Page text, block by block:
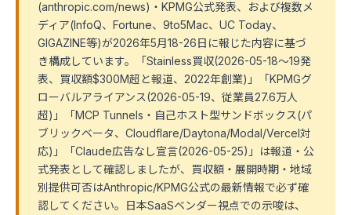
(anthropic.com/news)・KPMG公式発表、および複数メ
ディア(InfoQ、Fortune、9to5Mac、UC Today、
GIGAZINE等)が2026年5月18-26日に報じた内容に基づ
き構成しています。「Stainless買収(2026-05-18〜19発
表、買収額$300M超と報道、2022年創業)」「KPMGグ
ローバルアライアンス(2026-05-19、従業員27.6万人
超)」「MCP Tunnels・自己ホスト型サンドボックス(パ
ブリックベータ、Cloudflare/Daytona/Modal/Vercel対
応)」「Claude広告なし宣言(2026-05-25)」は報道・公
式発表として確認しましたが、買収額・展開時期・地域
別提供可否はAnthropic/KPMG公式の最新情報で必ず確
認してください。日本SaaSベンダー視点での示唆は、